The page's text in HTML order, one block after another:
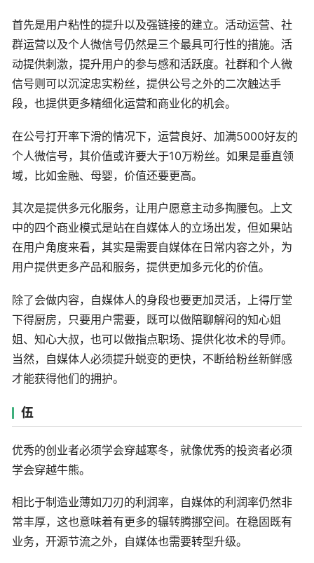
首先是用户粘性的提升以及强链接的建立。活动运营、社
群运营以及个人微信号仍然是三个最具可行性的措施。活
动提供刺激，提升用户的参与感和活跃度。社群和个人微
信号则可以沉淀忠实粉丝，提供公号之外的二次触达手
段，也提供更多精细化运营和商业化的机会。
在公号打开率下滑的情况下，运营良好、加满5000好友的
个人微信号，其价值或许要大于10万粉丝。如果是垂直领
域，比如金融、母婴，价值还要更高。
其次是提供多元化服务，让用户愿意主动多掏腰包。上文
中的四个商业模式是站在自媒体人的立场出发，但如果站
在用户角度来看，其实是需要自媒体在日常内容之外，为
用户提供更多产品和服务，提供更加多元化的价值。
除了会做内容，自媒体人的身段也要更加灵活，上得厅堂
下得厨房，只要用户需要，既可以做陪聊解闷的知心姐
姐、知心大叔，也可以做指点职场、提供化妆术的导师。
当然，自媒体人必须提升蜕变的更快，不断给粉丝新鲜感
才能获得他们的拥护。
伍
优秀的创业者必须学会穿越寒冬，就像优秀的投资者必须
学会穿越牛熊。
相比于制造业薄如刀刃的利润率，自媒体的利润率仍然非
常丰厚，这也意味着有更多的辗转腾挪空间。在稳固既有
业务，开源节流之外，自媒体也需要转型升级。